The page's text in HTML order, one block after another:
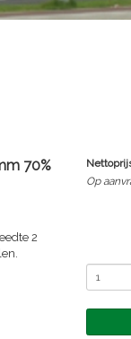
70%
2
Op